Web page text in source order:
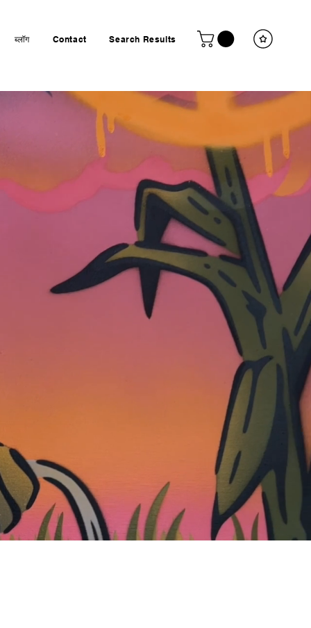
ब्लॉग Contact Search Results